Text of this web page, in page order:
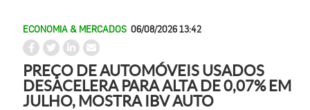
ECONOMIA & MERCADOS 06/08/2026 13:42
PREÇO DE AUTOMÓVEIS USADOS
DESACELERA PARA ALTA DE 0,07% EM
JULHO, MOSTRA IBV AUTO